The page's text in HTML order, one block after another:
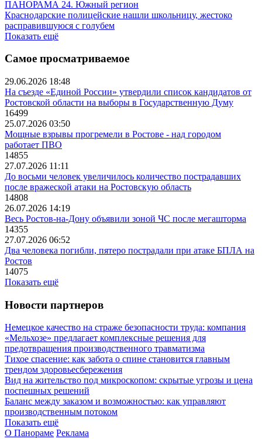
ПАНОРАМА 24. Южный регион
Краснодарские полицейские нашли школьницу, жестоко
расправившуюся с голубем
Показать ещё
Самое просматриваемое
29.06.2026 18:48
На съезде «Единой России» утвердили список кандидатов от
Ростовской области на выборы в Государственную Думу
16499
25.07.2026 03:50
Мощные взрывы прогремели в Ростове - над городом
работает ПВО
14855
27.07.2026 11:11
До восьми человек увеличилось количество пострадавших
после вражеской атаки на Ростовскую область
14808
26.07.2026 14:19
Весь Ростов-на-Дону объявили зоной ЧС после мегашторма
14355
27.07.2026 06:52
Два человека погибли, пятеро пострадали при атаке БПЛА на
Ростов
14075
Показать ещё
Новости партнеров
Немецкое качество на страже безопасности труда: компания
«Мельхозе» предлагает комплексные решения для
предотвращения производственного травматизма
Тихое спасение: как забота о спине становится главным
трендом здоровьесбережения
Вид на жительство под микроскопом: скрытые угрозы и цена
поспешных решений
Баланс между заказом и возможностью: как управляют
производственным потоком
Показать ещё
О Панораме Реклама